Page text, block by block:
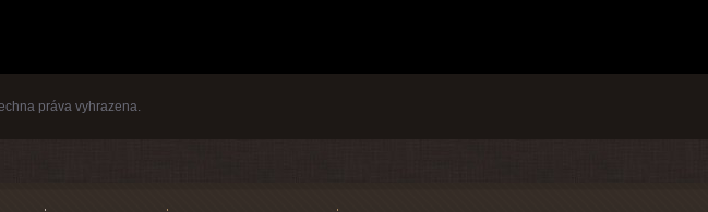
práva vyhrazena.